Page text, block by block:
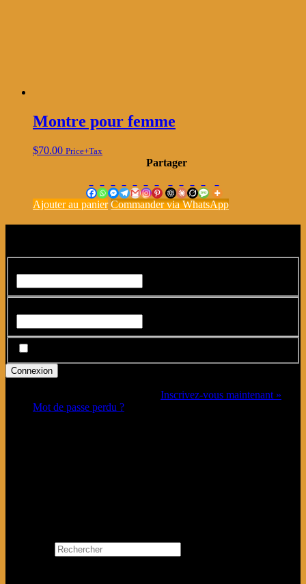
Montre pour femme
$70.00 Price+Tax
Partager
Ajouter au panier Commander via WhatsApp
Inscrivez-vous maintenant »
Mot de passe perdu ?